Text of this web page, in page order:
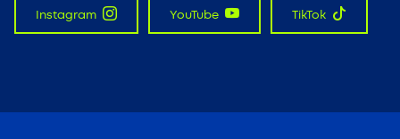
Instagram YouTube TikTok